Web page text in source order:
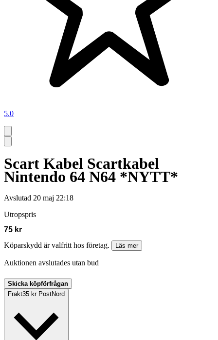
5.0
Scart Kabel Scartkabel
Nintendo 64 N64 *NYTT*
Avslutad 20 maj 22:18
Utropspris
75 kr
Köparskydd är valfritt hos företag.
Läs mer
Auktionen avslutades utan bud
Skicka köpförfrågan
Frakt35 kr PostNord